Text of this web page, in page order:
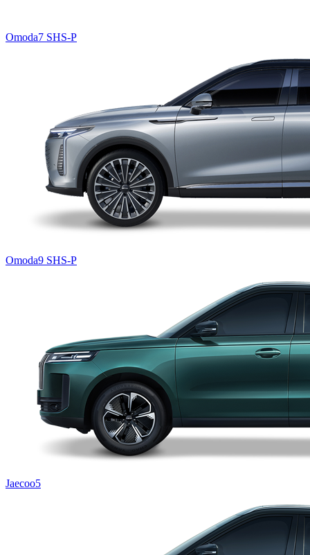
Omoda7 SHS-P
Omoda9 SHS-P
Jaecoo5